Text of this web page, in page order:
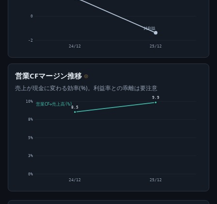
-2
0
純利益
24/12 25/12
営業CFマージン推移 ⊙
売上が現金に変わる効率(%)。利益率との乖離は要注意
0%
3%
5%
8%
10%
8.5
24/12
9.9
25/12
営業CF÷売上高(%)